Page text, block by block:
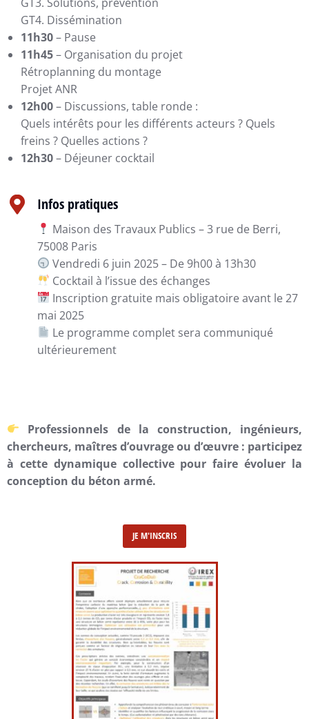
GT4. Dissémination
11h30– Pause
11h45– Organisation du projet
Rétroplanning du montage
Projet ANR
12h00– Discussions, table ronde :
Quels intérêts pour les différents acteurs ? Quels
freins ? Quelles actions ?
12h30– Déjeuner cocktail
Infos pratiques
Maison des Travaux Publics – 3 rue de Berri,
75008 Paris
Vendredi 6 juin 2025 – De 9h00 à 13h30
Cocktail à l’issue des échanges
Inscription gratuite mais obligatoire avant le 27
mai 2025
Le programme complet sera communiqué
ultérieurement
Professionnels de la construction, ingénieurs,
chercheurs, maîtres d’ouvrage ou d’œuvre : participez
à cette dynamique collective pour faire évoluer la
conception du béton armé.
JE M'INSCRIS